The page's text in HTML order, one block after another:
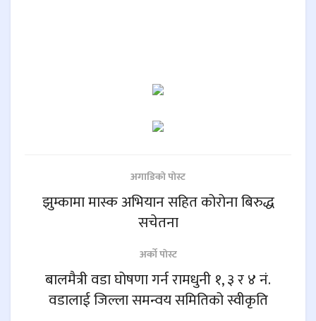
अगाडिकाे पाेस्ट
झुम्कामा मास्क अभियान सहित कोरोना बिरुद्ध
सचेतना
अर्काे पाेस्ट
बालमैत्री वडा घोषणा गर्न रामधुनी १, ३ र ४ नं.
वडालाई जिल्ला समन्वय समितिको स्वीकृति